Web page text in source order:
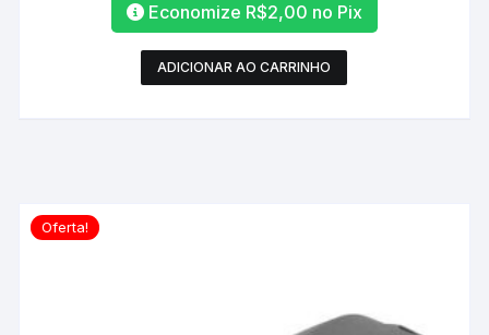
Economize R$2,00 no Pix
ADICIONAR AO CARRINHO
Oferta!